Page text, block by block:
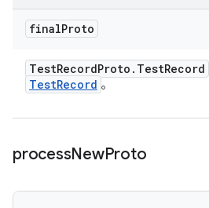
finalProto
TestRecordProto . TestRecord
TestRecord 。
processNewProto